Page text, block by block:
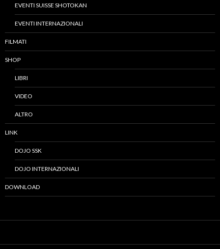
EVENTI SUISSE SHOTOKAN
EVENTI INTERNAZIONALI
FILMATI
SHOP
LIBRI
VIDEO
ALTRO
LINK
DOJO SSK
DOJO INTERNAZIONALI
DOWNLOAD